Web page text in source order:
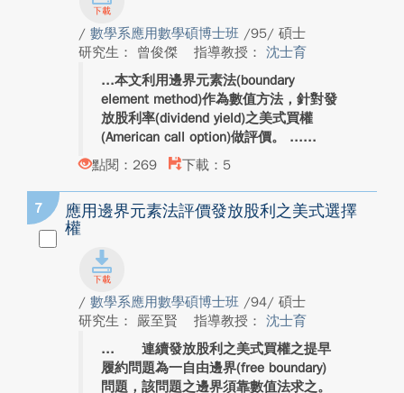
/ 數學系應用數學碩博士班 /95/ 碩士
研究生： 曾俊傑
指導教授： 沈士育
本文利用邊界元素法(boundary
element method)作為數值方法，針對發
放股利率(dividend yield)之美式買權
(American call option)做評價。 ...
點閱：269
下載：5
7
應用邊界元素法評價發放股利之美式選擇
權
/ 數學系應用數學碩博士班 /94/ 碩士
研究生： 嚴至賢
指導教授： 沈士育
連續發放股利之美式買權之提早
履約問題為一自由邊界(free boundary)
問題，該問題之邊界須靠數值法求之。